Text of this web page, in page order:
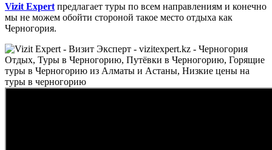
Vizit Expert предлагает туры по всем направлениям и конечно
мы не можем обойти стороной такое место отдыха как
Черногория.